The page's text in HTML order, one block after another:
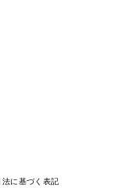
法に基づく表記